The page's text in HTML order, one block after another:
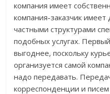
компания имеет
компания-заказчик
частными структурами
подобных услугах.
выгоднее, поскольку
организуется самой
надо передавать.
корреспонденции и